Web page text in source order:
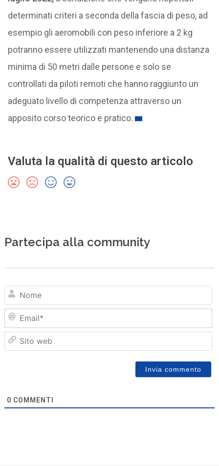
determinati criteri a seconda della fascia di peso, ad
esempio gli aeromobili con peso inferiore a 2 kg
potranno essere utilizzati mantenendo una distanza
minima di 50 metri dalle persone e solo se
controllati da piloti remoti che hanno raggiunto un
adeguato livello di competenza attraverso un
apposito corso teorico e pratico.
Valuta la qualità di questo articolo
Partecipa alla community
0 COMMENTI